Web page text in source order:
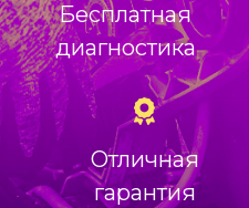
Бесплатная
диагностика
Отличная
гарантия